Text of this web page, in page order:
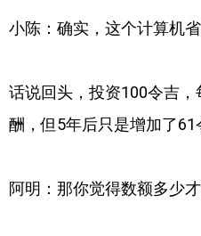
小陈：确实，这个计算机省
话说回头，投资100令吉，
酬，但5年后只是增加了61
阿明：那你觉得数额多少